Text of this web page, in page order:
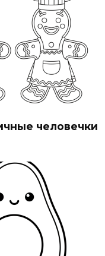
человечки